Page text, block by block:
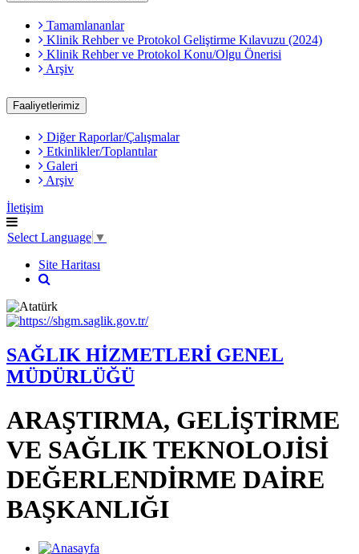
Tamamlananlar
Klinik Rehber ve Protokol Geliştirme Kılavuzu (2024)
Klinik Rehber ve Protokol Konu/Olgu Önerisi
Arşiv
Faaliyetlerimiz
Diğer Raporlar/Çalışmalar
Etkinlikler/Toplantılar
Galeri
Arşiv
İletişim
Select Language ▼
Site Haritası
SAĞLIK HİZMETLERİ GENEL
MÜDÜRLÜĞÜ
ARAŞTIRMA, GELİŞTİRME
VE SAĞLIK TEKNOLOJİSİ
DEĞERLENDİRME DAİRE
BAŞKANLIĞI